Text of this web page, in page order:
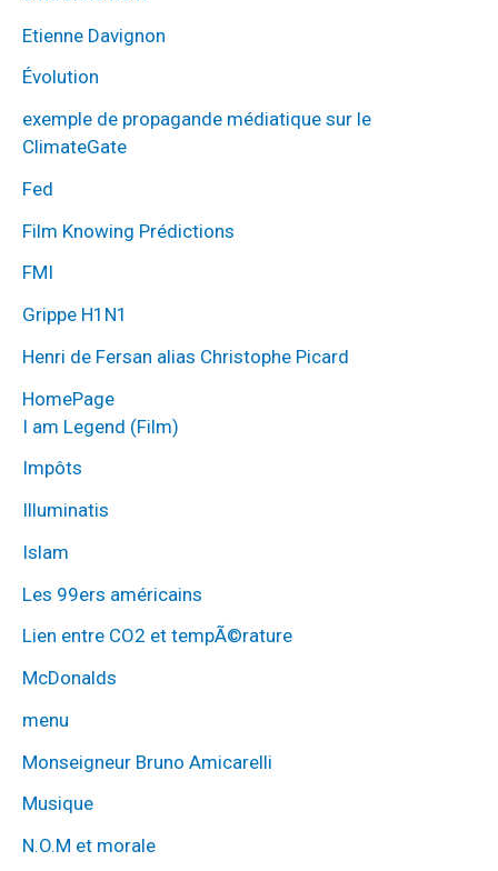
Etienne Davignon
Évolution
exemple de propagande médiatique sur le
ClimateGate
Fed
Film Knowing Prédictions
FMI
Grippe H1N1
Henri de Fersan alias Christophe Picard
HomePage
I am Legend (Film)
Impôts
Illuminatis
Islam
Les 99ers américains
Lien entre CO2 et tempÃ©rature
McDonalds
menu
Monseigneur Bruno Amicarelli
Musique
N.O.M et morale